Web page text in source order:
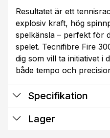
Resultatet är ett
explosiv kraft, hög
spelkänsla – perfekt för
spelet. Tecnifibre Fire
dig som vill ta initiativet i
både tempo och
Specifikation
Lager